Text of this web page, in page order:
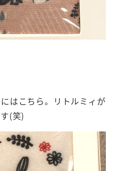
はこちら。リトルミィが
(笑)